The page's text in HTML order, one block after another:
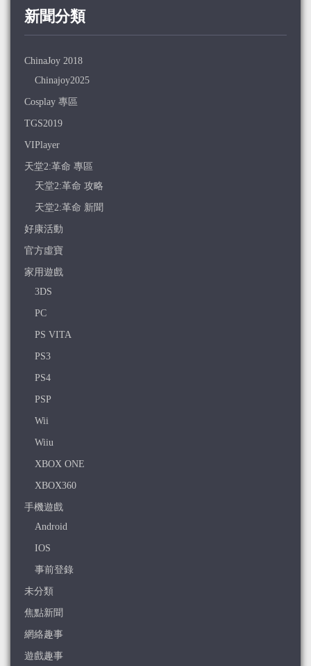
新聞分類
ChinaJoy 2018
Chinajoy2025
Cosplay 專區
TGS2019
VIPlayer
天堂2:革命 專區
天堂2:革命 攻略
天堂2:革命 新聞
好康活動
官方虛寶
家用遊戲
3DS
PC
PS VITA
PS3
PS4
PSP
Wii
Wiiu
XBOX ONE
XBOX360
手機遊戲
Android
IOS
事前登錄
未分類
焦點新聞
網絡趣事
遊戲趣事